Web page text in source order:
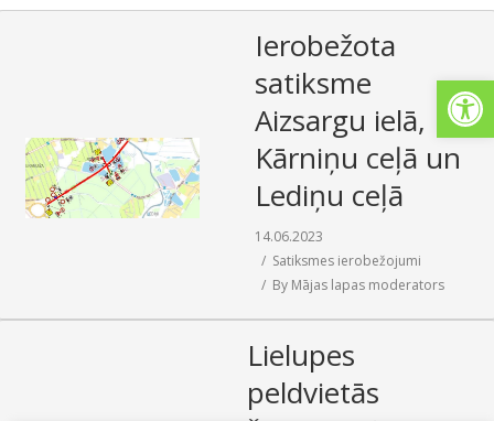
PAKALPOJUMI
SABIEDRĪBAS LĪDZDALĪBA
KONTAKTI
SAZIŅA
Ierobežota
satiksme
Aizsargu ielā,
Kārniņu ceļā un
Lediņu ceļā
14.06.2023
Satiksmes ierobežojumi
By Mājas lapas moderators
Lielupes
peldvietās